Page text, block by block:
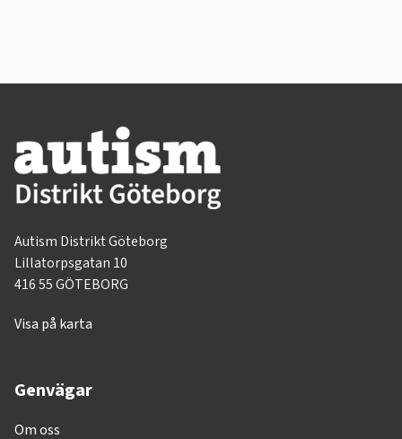
Autism Distrikt Göteborg
Lillatorpsgatan 10
416 55 GÖTEBORG
Visa på karta
Genvägar
Om oss